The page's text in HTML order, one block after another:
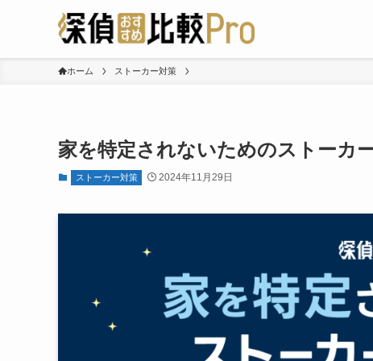
ホーム ストーカー対策
家を特定されないためのストーカ
ストーカー対策 2024年11月29日